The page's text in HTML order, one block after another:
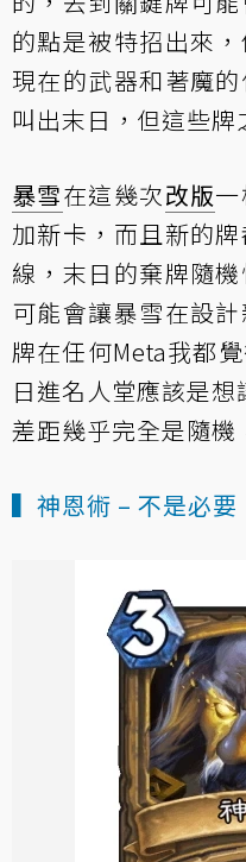
的點是被特招出來
現在的武器和著魔
叫出末日，但這些牌
暴雪在這幾次改版
加新卡，而且新的
線，末日的棄牌隨
可能會讓暴雪在設
牌在任何Meta我都
日進名人堂應該是
差距幾乎完全是隨機
▍神恩術 – 不是必要